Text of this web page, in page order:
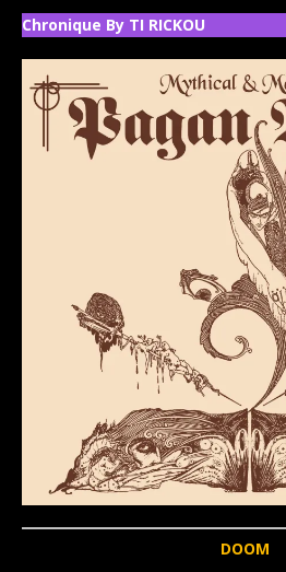
Chronique By TI RICKOU
DOOM